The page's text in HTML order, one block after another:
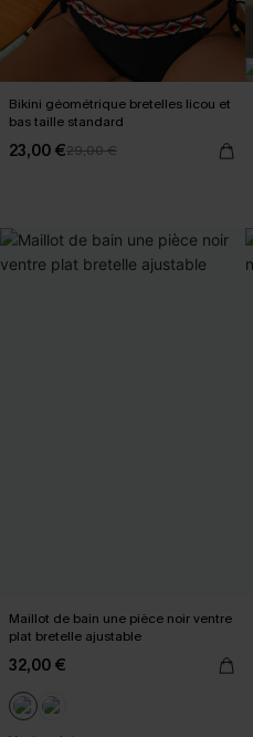
Bikini géométrique bretelles licou et
bas taille standard
23,00 €29,00 €
Maillot de bain une pièce noir ventre
plat bretelle ajustable
32,00 €